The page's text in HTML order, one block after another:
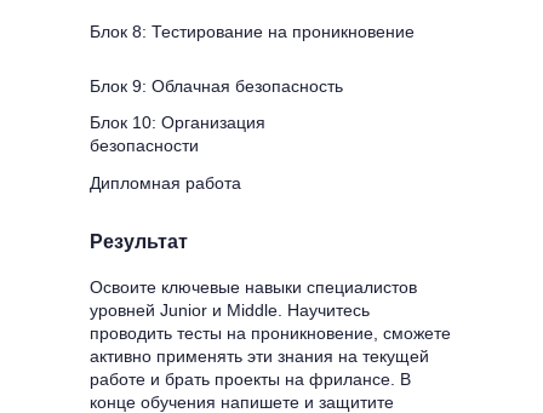
Блок 8: Тестирование на проникновение
Блок 10: Организация
безопасности
Блок 9: Облачная безопасность
Дипломная работа
Результат
Освоите ключевые навыки специалистов
уровней Junior и Middle. Научитесь
проводить тесты на проникновение, сможете
активно применять эти знания на текущей
работе и брать проекты на фрилансе. В
конце обучения напишете и защитите